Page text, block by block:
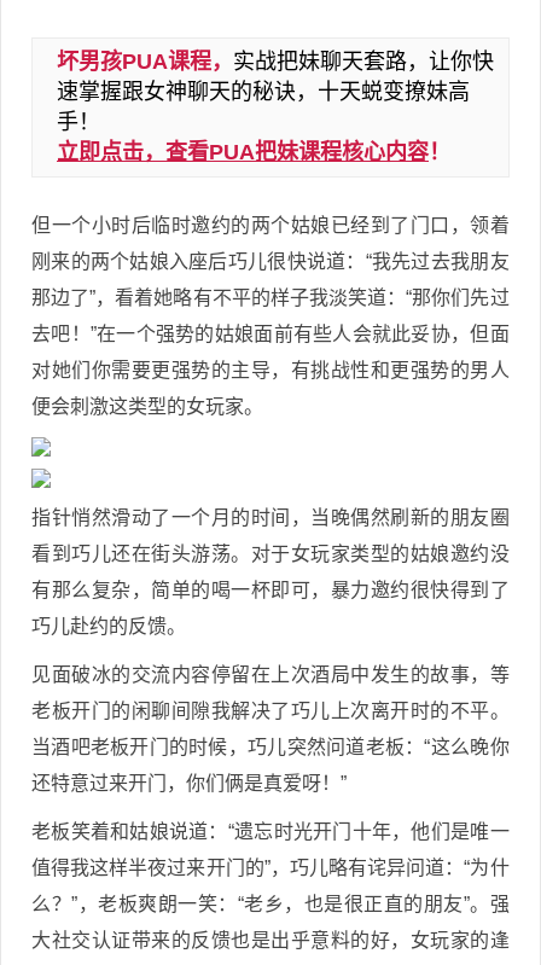
坏男孩PUA课程， 实战把妹聊天套路，让你快
速掌握跟女神聊天的秘诀，十天蜕变撩妹高
手！
立即点击，查看PUA把妹课程核心内容！
但一个小时后临时邀约的两个姑娘已经到了门口，领着
刚来的两个姑娘入座后巧儿很快说道：“我先过去我朋友
那边了”，看着她略有不平的样子我淡笑道：“那你们先过
去吧！”在一个强势的姑娘面前有些人会就此妥协，但面
对她们你需要更强势的主导，有挑战性和更强势的男人
便会刺激这类型的女玩家。
指针悄然滑动了一个月的时间，当晚偶然刷新的朋友圈
看到巧儿还在街头游荡。对于女玩家类型的姑娘邀约没
有那么复杂，简单的喝一杯即可，暴力邀约很快得到了
巧儿赴约的反馈。
见面破冰的交流内容停留在上次酒局中发生的故事，等
老板开门的闲聊间隙我解决了巧儿上次离开时的不平。
当酒吧老板开门的时候，巧儿突然问道老板：“这么晚你
还特意过来开门，你们俩是真爱呀！”
老板笑着和姑娘说道：“遗忘时光开门十年，他们是唯一
值得我这样半夜过来开门的”，巧儿略有诧异问道：“为什
么？”，老板爽朗一笑：“老乡，也是很正直的朋友”。强
大社交认证带来的反馈也是出乎意料的好，女玩家的逢